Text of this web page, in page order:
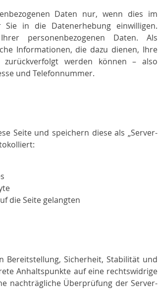
Daten nur, wenn dies im
in die Datenerhebung einwilligen.
personenbezogenen Daten. Als
Informationen, die dazu dienen, Ihre
werden können – also
und Telefonnummer.
Seite und speichern diese als „Server-
die Seite gelangten
Bereitstellung, Sicherheit, Stabilität und
Anhaltspunkte auf eine rechtswidrige
nachträgliche Überprüfung der Server-